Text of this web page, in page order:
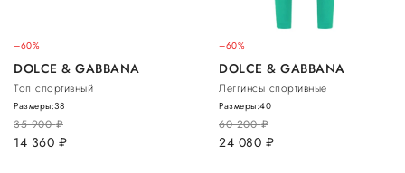
–60%
DOLCE & GABBANA
Топ спортивный
35 900руб.
14 360 руб.
Размеры:38
–60%
DOLCE & GABBANA
Леггинсы спортивные
60 200руб.
24 080 руб.
Размеры:40